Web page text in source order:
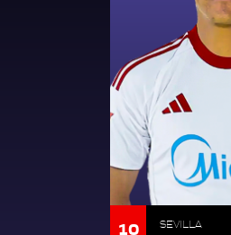
10 SEVILLA